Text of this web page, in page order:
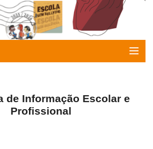
de Informação Escolar e
Profissional